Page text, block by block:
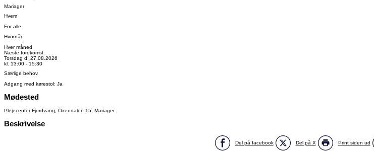
Mariager
Hvem
For alle
Hvornår
Hver måned
Næste forekomst:
Torsdag d. 27.08.2026
kl. 13:00 - 15:30
Særlige behov
Adgang med kørestol: Ja
Mødested
Plejecenter Fjordvang, Oxendalen 15, Mariager.
Beskrivelse
Del på facebook Del på X Print siden ud